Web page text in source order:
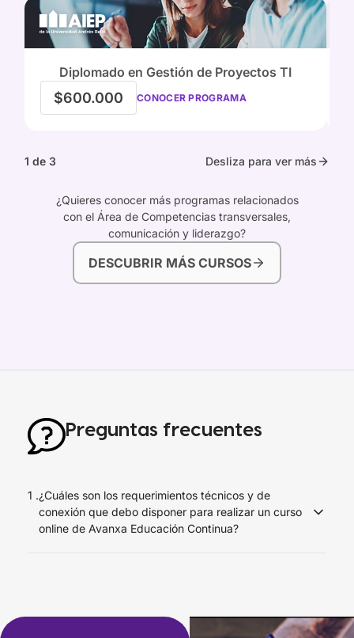
Diplomado en Gestión de Proyectos TI
$600.000 CONOCER PROGRAMA
1 de 3 Desliza para ver más
¿Quieres conocer más programas relacionados
con el Área de Competencias transversales,
comunicación y liderazgo?
DESCUBRIR MÁS CURSOS
Preguntas frecuentes
1 .¿Cuáles son los requerimientos técnicos y de
conexión que debo disponer para realizar un curso
online de Avanxa Educación Continua?